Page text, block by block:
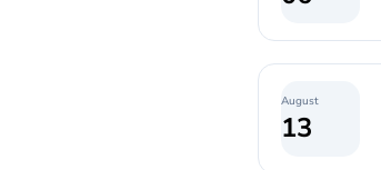
August
13